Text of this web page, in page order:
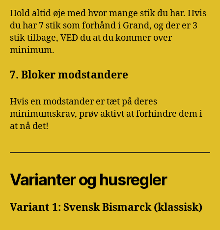
Hold altid øje med hvor mange stik du har. Hvis
du har 7 stik som forhånd i Grand, og der er 3
stik tilbage, VED du at du kommer over
minimum.
7. Bloker modstandere
Hvis en modstander er tæt på deres
minimumskrav, prøv aktivt at forhindre dem i
at nå det!
Varianter og husregler
Variant 1: Svensk Bismarck (klassisk)